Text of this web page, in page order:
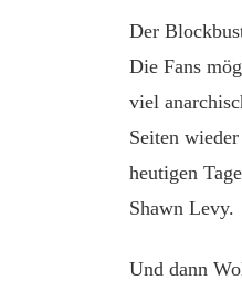
Der
Die Fans
viel
Seiten
heutigen
Shawn Levy.
Und dann